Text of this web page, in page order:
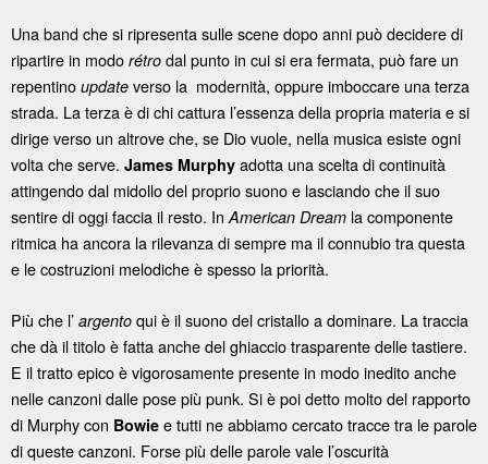
Una band che si ripresenta sulle scene dopo anni può decidere di
ripartire in modo rétro dal punto in cui si era fermata, può fare un
repentino update verso la modernità, oppure imboccare una terza
strada. La terza è di chi cattura l’essenza della propria materia e si
dirige verso un altrove che, se Dio vuole, nella musica esiste ogni
volta che serve. James Murphy adotta una scelta di continuità
attingendo dal midollo del proprio suono e lasciando che il suo
sentire di oggi faccia il resto. In American Dream la componente
ritmica ha ancora la rilevanza di sempre ma il connubio tra questa
e le costruzioni melodiche è spesso la priorità.
Più che l’ argento qui è il suono del cristallo a dominare. La traccia
che dà il titolo è fatta anche del ghiaccio trasparente delle tastiere.
E il tratto epico è vigorosamente presente in modo inedito anche
nelle canzoni dalle pose più punk. Si è poi detto molto del rapporto
di Murphy con Bowie e tutti ne abbiamo cercato tracce tra le parole
di queste canzoni. Forse più delle parole vale l’oscurità